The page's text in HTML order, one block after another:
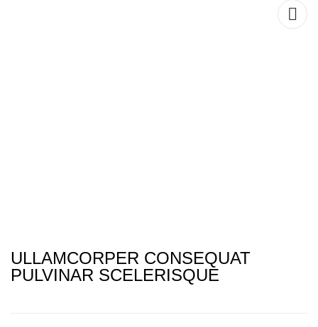
ULLAMCORPER CONSEQUAT
PULVINAR SCELERISQUE